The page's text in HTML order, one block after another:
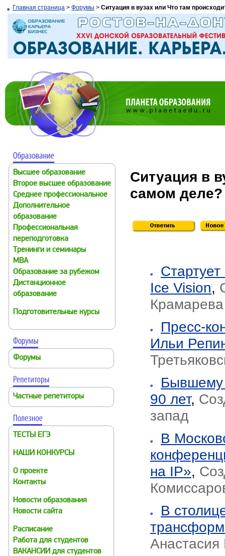
Главная страница > Форумы > Ситуация в вузах или Что там
Высшее образование
Второе высшее образование
Среднее профессиональное
Дополнительное
образование
Профессиональная
переподготовка
Тренинги и семинары
MBA
Образование за рубежом
Дистанционное
образование
Подготовительные курсы
Форумы
Частные репетиторы
ТЕСТЫ ЕГЭ
НАШИ КОНКУРСЫ
О проекте
Контакты
Новости образования
Новости сайта
Расписание
Работа для студентов
ВАКАНСИИ для студентов
Ситуация в
самом деле?
Ice Vision,
Крамарева
Пресс-
Ильи
Бывшему
90 лет,
запад
В
на IP»,
В